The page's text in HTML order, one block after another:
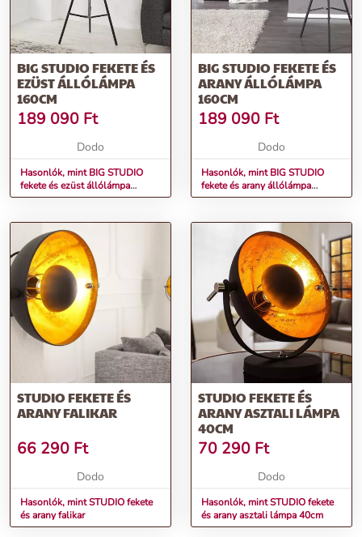
BIG STUDIO FEKETE ÉS
EZÜST ÁLLÓLÁMPA
160CM
189 090 Ft
Dodo
Hasonlók, mint BIG STUDIO
fekete és ezüst állólámpa
160cm
BIG STUDIO FEKETE ÉS
ARANY ÁLLÓLÁMPA
160CM
189 090 Ft
Dodo
Hasonlók, mint BIG STUDIO
fekete és arany állólámpa
160cm
STUDIO FEKETE ÉS
ARANY FALIKAR
66 290 Ft
Dodo
Hasonlók, mint STUDIO fekete
és arany falikar
STUDIO FEKETE ÉS
ARANY ASZTALI LÁMPA
40CM
70 290 Ft
Dodo
Hasonlók, mint STUDIO fekete
és arany asztali lámpa 40cm